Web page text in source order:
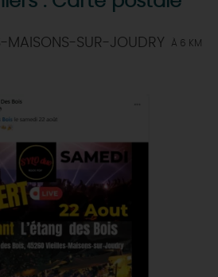
MAISONS-SUR-JOUDRY À 6 KM